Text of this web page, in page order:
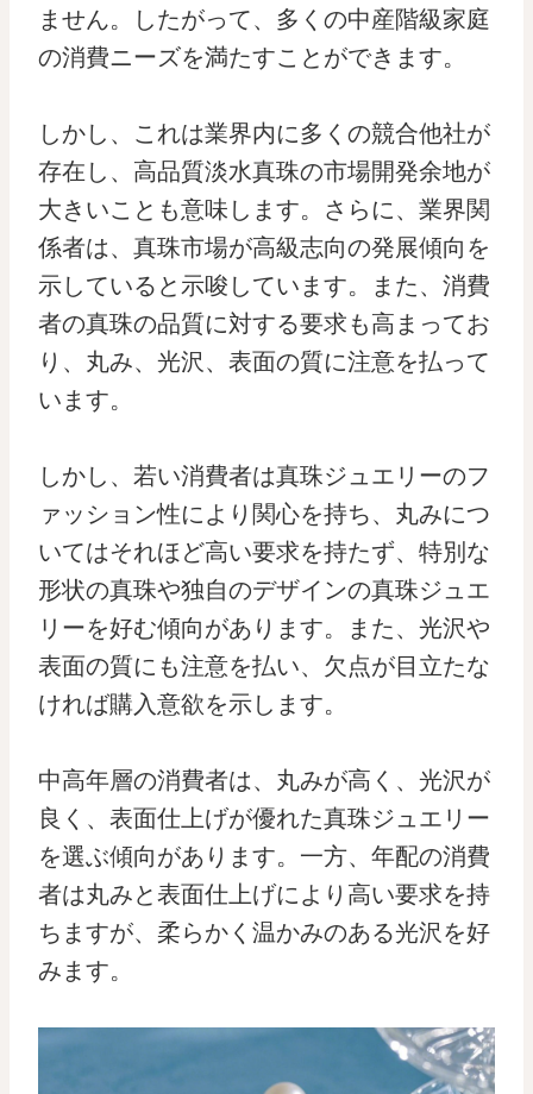
ません。したがって、多くの中産階級家庭
の消費ニーズを満たすことができます。
しかし、これは業界内に多くの競合他社が
存在し、高品質淡水真珠の市場開発余地が
大きいことも意味します。さらに、業界関
係者は、真珠市場が高級志向の発展傾向を
示していると示唆しています。また、消費
者の真珠の品質に対する要求も高まってお
り、丸み、光沢、表面の質に注意を払って
います。
しかし、若い消費者は真珠ジュエリーのフ
ァッション性により関心を持ち、丸みにつ
いてはそれほど高い要求を持たず、特別な
形状の真珠や独自のデザインの真珠ジュエ
リーを好む傾向があります。また、光沢や
表面の質にも注意を払い、欠点が目立たな
ければ購入意欲を示します。
中高年層の消費者は、丸みが高く、光沢が
良く、表面仕上げが優れた真珠ジュエリー
を選ぶ傾向があります。一方、年配の消費
者は丸みと表面仕上げにより高い要求を持
ちますが、柔らかく温かみのある光沢を好
みます。